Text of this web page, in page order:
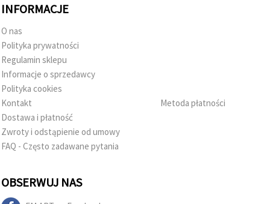
INFORMACJE
O nas
Polityka prywatności
Regulamin sklepu
Informacje o sprzedawcy
Polityka cookies
Kontakt
Dostawa i płatność
Zwroty i odstąpienie od umowy
FAQ - Często zadawane pytania
Metoda płatności
OBSERWUJ NAS